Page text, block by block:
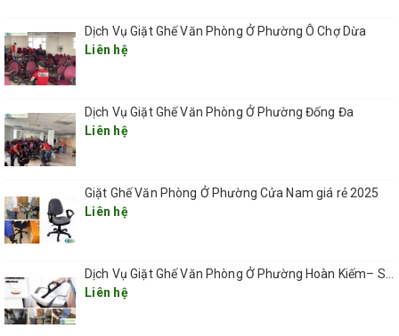
da để chọn dung dịch phù hợp.
Hút bụi & xử lý vết bẩn sơ bộ: Làm sạch bề mặt, tập
Dịch Vụ Giặt Ghế Văn Phòng Ở Phường Ô Chợ Dừa
Liên hệ
Dịch Vụ Giặt Ghế Văn Phòng Ở Phường Đống Đa
Liên hệ
Giặt Ghế Văn Phòng Ở Phường Cửa Nam giá rẻ 2025
Liên hệ
Liên hệ